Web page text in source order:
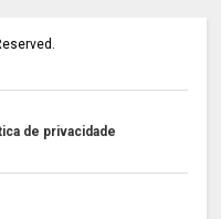
de privacidade